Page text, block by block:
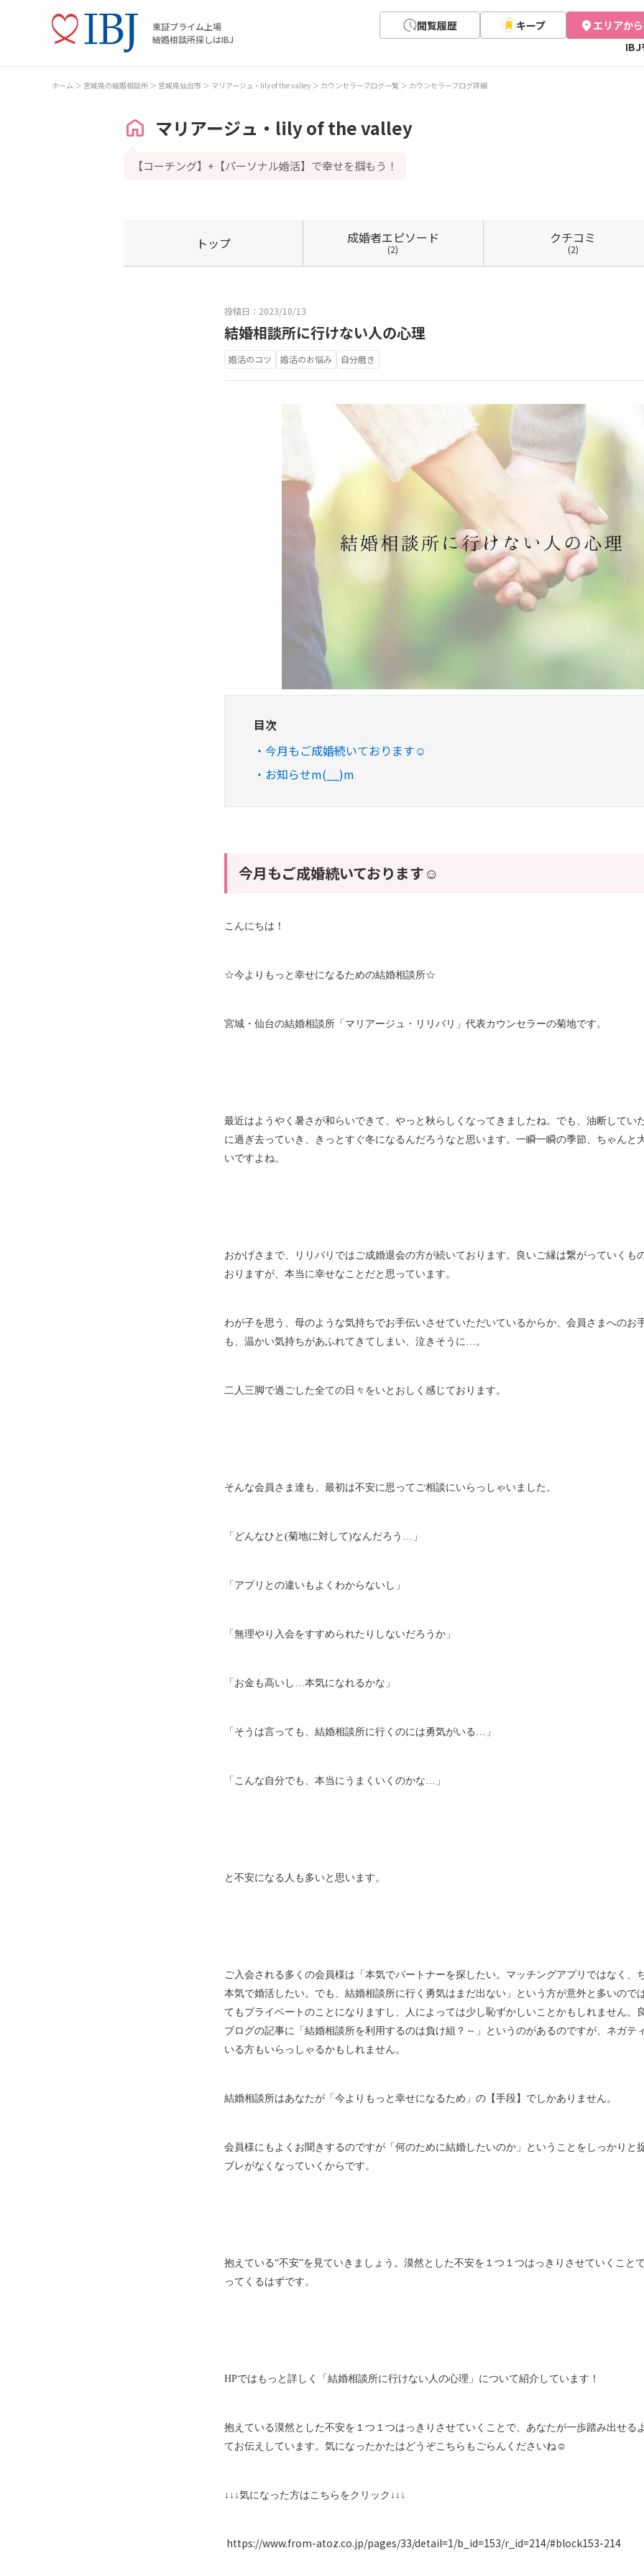
東証プライム上場
結婚相談所探しはIBJ
閲覧履歴 キープ エリアか
IBJ
ホーム 宮城県の結婚相談所 宮城県仙台市 マリアージュ・lily of the valley カウンセラーブログ一覧 カウンセラーブログ詳細
マリアージュ・lily of the valley
【コーチング】+【パーソナル婚活】で幸せを掴もう！
トップ 成婚者エピソード
(2)
クチコミ
(2)
投稿日：2023/10/13
結婚相談所に行けない人の心理
婚活のコツ 婚活のお悩み 自分磨き
目次
今月もご成婚続いております☺
お知らせm(__)m
今月もご成婚続いております☺
こんにちは！
☆今よりもっと幸せになるための結婚相談所☆
宮城・仙台の結婚相談所「マリアージュ・リリバリ」代表カウンセラーの菊地です。
最近はようやく暑さが和らいできて、やっと秋らしくなってきましたね。でも、油断してい
に過ぎ去っていき、きっとすぐ冬になるんだろうなと思います。一瞬一瞬の季節、ちゃんと
いですよね。
おかげさまで、リリバリではご成婚退会の方が続いております。良いご縁は繋がっていくも
おりますが、本当に幸せなことだと思っています。
わが子を思う、母のような気持ちでお手伝いさせていただいているからか、会員さまへのお
も、温かい気持ちがあふれてきてしまい、泣きそうに…。
二人三脚で過ごした全ての日々をいとおしく感じております。
そんな会員さま達も、最初は不安に思ってご相談にいらっしゃいました。
「どんなひと (菊地に対して)なんだろう…」
「アプリとの違いもよくわからないし」
「無理やり入会をすすめられたりしないだろうか」
「お金も高いし…本気になれるかな」
「そうは言っても、結婚相談所に行くのには勇気がいる…」
「こんな自分でも、本当にうまくいくのかな…」
と不安になる人も多いと思います。
ご入会される多くの会員様は「本気でパートナーを探したい。マッチングアプリではなく、
本気で婚活したい。でも、結婚相談所に行く勇気はまだ出ない」という方が意外と多いので
てもプライベートのことになりますし、人によっては少し恥ずかしいことかもしれません。
ブログの記事に「結婚相談所を利用するのは負け組？～」というのがあるのですが、ネガテ
いる方もいらっしゃるかもしれません。
結婚相談所はあなたが「今よりもっと幸せになるため」の【手段】でしかありません。
会員様にもよくお聞きするのですが「何のために結婚したいのか」ということをしっかりと
ブレがなくなっていくからです。
抱えている“不安”を見ていきましょう。漠然とした不安を１つ１つはっきりさせていくこと
ってくるはずです。
HPではもっと詳しく「結婚相談所に行けない人の心理」について紹介しています！
抱えている漠然とした不安を１つ１つはっきりさせていくことで、あなたが一歩踏み出せる
てお伝えしています。気になったかたはどうぞこちらもごらんくださいね ☺
↓↓↓気になった方はこちらをクリック↓↓↓
https://www.from-atoz.co.jp/pages/33/detail=1/b_id=153/r_id=214/#block153-214